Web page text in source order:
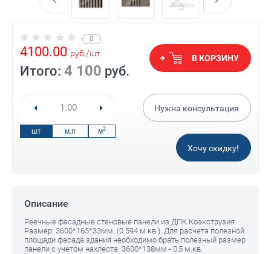
0
4100.00 руб. /шт
Итого: 4 100 руб.
В КОРЗИНУ
шт м.п м2
Нужна консультация
Хочу скидку!
Описание
Реечные фасадные стеновые панели из ДПК Коэкструзия
Размер: 3600*165*33мм. (0.594 м.кв.). Для расчета полезной
площади фасада здания необходимо брать полезный размер
панели с учетом нахлеста. 3600*138мм - 0,5 м.кв.